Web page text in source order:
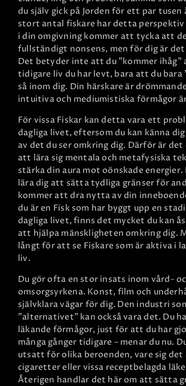
du själv gick på Jorden för ett par tusen
stort antal fiskare har detta perspektiv
i din omgivning kommer att tycka att
fullständigt nonsens, men för dig är
Det betyder inte att du "kommer ihåg"
tidigare liv du har levt, bara att du
så inom dig. Din härskare är
intuitiva och mediumistiska förmågor
För vissa Fiskar kan detta vara ett
dagliga livet, eftersom du kan känna
av det du ser omkring dig. Därför är
att lära sig mentala och metafysiska
stärka din aura mot oönskade energier.
lära dig att sätta tydliga gränser för
kommer att dra nytta av din
du är en Fisk som har byggt upp en
dagliga livet, finns det mycket du kan
att hjälpa mänskligheten omkring dig.
långt för att se Fiskare som är aktiva i
liv.
Du gör ofta en stor insats inom vård-
omsorgsyrkena. Konst, film och
självklara vägar för dig. Den industri
"alternativet" kan också vara det. Du
läkande förmågor, just för att du har
många gånger tidigare – menar du nu.
utsatt för olika beroenden, vare sig det
cigaretter eller vissa receptbelagda
Återigen handlar det här om att sätta